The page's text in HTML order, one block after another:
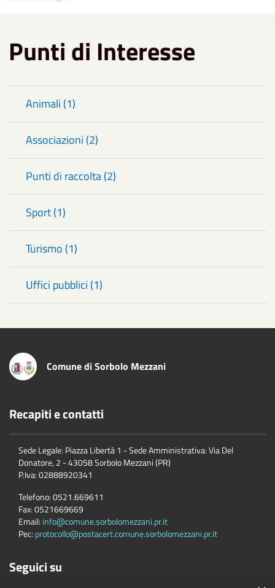
Punti di Interesse
Animali (1)
Associazioni (2)
Punti di raccolta (2)
Sport (1)
Turismo (1)
Uffici pubblici (1)
Comune di Sorbolo Mezzani
Recapiti e contatti
Sede Legale: Piazza Libertà 1 - Sede Amministrativa: Via Del
Donatore, 2 - 43058 Sorbolo Mezzani (PR)
P.Iva:02888920341
Telefono:0521.669611
Fax:0521669669
Email: info@comune.sorbolomezzani.pr.it
Pec: protocollo@postacert.comune.sorbolomezzani.pr.it
Seguici su